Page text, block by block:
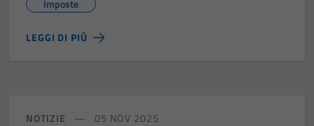
Imposte
LEGGI DI PIÙ
NOTIZIE 05 NOV 2025